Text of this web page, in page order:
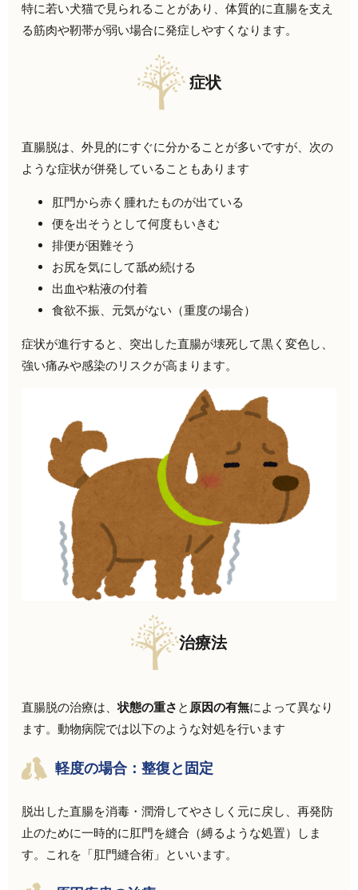
特に若い犬猫で見られることがあり、体質的に直腸を支え
る筋肉や靭帯が弱い場合に発症しやすくなります。
症状
直腸脱は、外見的にすぐに分かることが多いですが、次の
ような症状が併発していることもあります
肛門から赤く腫れたものが出ている
便を出そうとして何度もいきむ
排便が困難そう
お尻を気にして舐め続ける
出血や粘液の付着
食欲不振、元気がない（重度の場合）
症状が進行すると、突出した直腸が壊死して黒く変色し、
強い痛みや感染のリスクが高まります。
治療法
直腸脱の治療は、状態の重さ と 原因の有無によって異なり
ます。動物病院では以下のような対処を行います
軽度の場合：整復と固定
脱出した直腸を消毒・潤滑してやさしく元に戻し、再発防
止のために一時的に肛門を縫合（縛るような処置）しま
す。これを「肛門縫合術」といいます。